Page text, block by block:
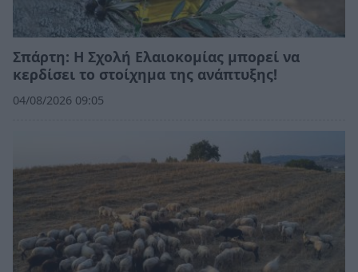
Σπάρτη: Η Σχολή Ελαιοκομίας μπορεί να
κερδίσει το στοίχημα της ανάπτυξης!
04/08/2026 09:05